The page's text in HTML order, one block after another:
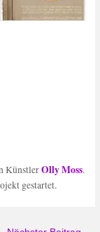
KünstlerOlly Moss.
gestartet.